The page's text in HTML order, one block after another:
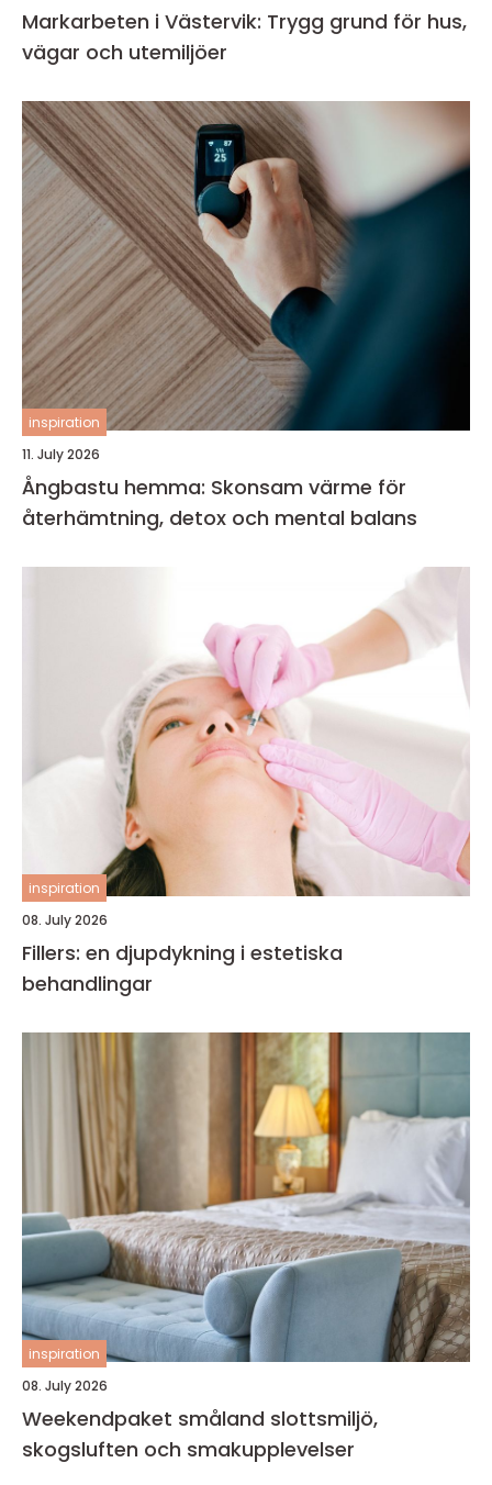
Markarbeten i Västervik: Trygg grund för hus,
vägar och utemiljöer
inspiration
11. July 2026
Ångbastu hemma: Skonsam värme för
återhämtning, detox och mental balans
inspiration
08. July 2026
Fillers: en djupdykning i estetiska
behandlingar
inspiration
08. July 2026
Weekendpaket småland slottsmiljö,
skogsluften och smakupplevelser